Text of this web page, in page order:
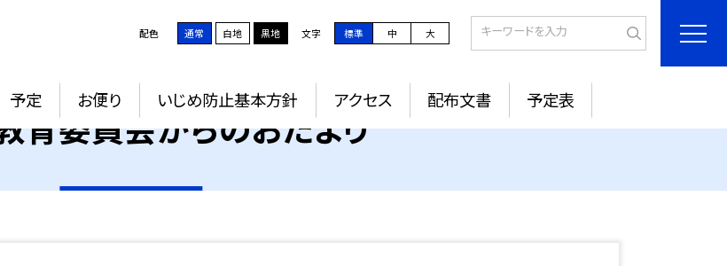
配色 通常 白地 黒地 文字 標準 中 大
予定 お便り いじめ防止基本方針 アクセス 配布文書 予定表
育委員会からのおたより